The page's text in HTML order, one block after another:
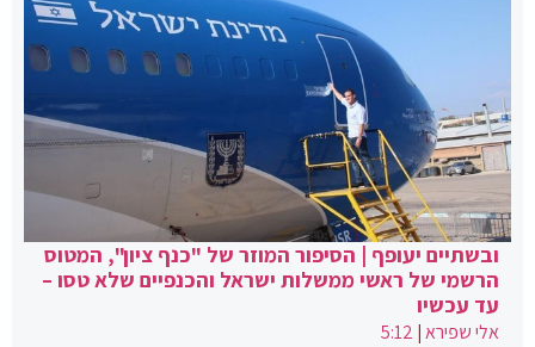
ובשתיים יעופף | הסיפור המוזר של "כנף ציון", המטוס
הרשמי של ראשי ממשלות ישראל והכנפיים שלא טסו –
עד עכשיו
אלי שפירא|
5:12